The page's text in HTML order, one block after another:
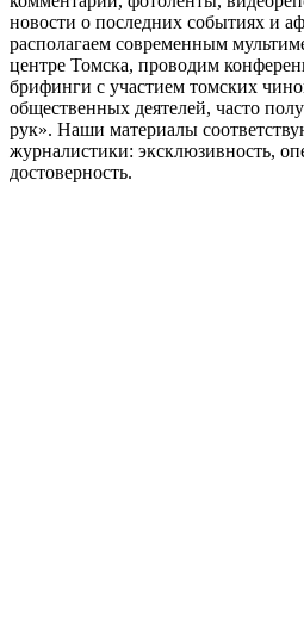
новости о последних событиях и
располагаем современным
центре Томска, проводим
брифинги с участием томских
общественных деятелей, часто
рук». Наши материалы
журналистики: эксклюзивность,
достоверность.